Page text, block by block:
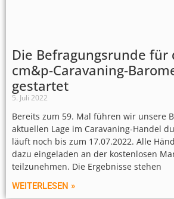
Die Befragungsrunde für
cm&p-Caravaning-
gestartet
5. Juli 2022
Bereits zum 59. Mal führen wir unsere
aktuellen Lage im Caravaning-Handel
läuft noch bis zum 17.07.2022. Alle
dazu eingeladen an der kostenlosen
teilzunehmen. Die Ergebnisse stehen
WEITERLESEN »